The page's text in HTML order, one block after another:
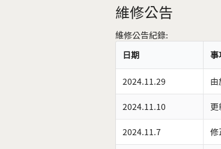
維修公告
維修公告紀錄:
日期
事
2024.11.29
2024.11.10 更
2024.11.7 修